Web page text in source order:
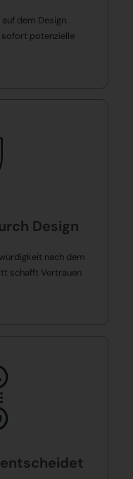
dem Design.
potenzielle
Design
nach dem
schafft Vertrauen